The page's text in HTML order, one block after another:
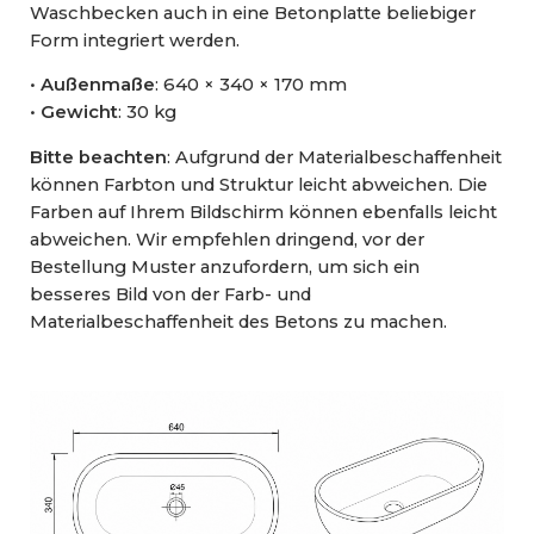
Waschbecken auch in eine Betonplatte beliebiger
Form integriert werden.
• Außenmaße: 640 × 340 × 170 mm
• Gewicht: 30 kg
Bitte beachten: Aufgrund der Materialbeschaffenheit
können Farbton und Struktur leicht abweichen. Die
Farben auf Ihrem Bildschirm können ebenfalls leicht
abweichen. Wir empfehlen dringend, vor der
Bestellung Muster anzufordern, um sich ein
besseres Bild von der Farb- und
Materialbeschaffenheit des Betons zu machen.